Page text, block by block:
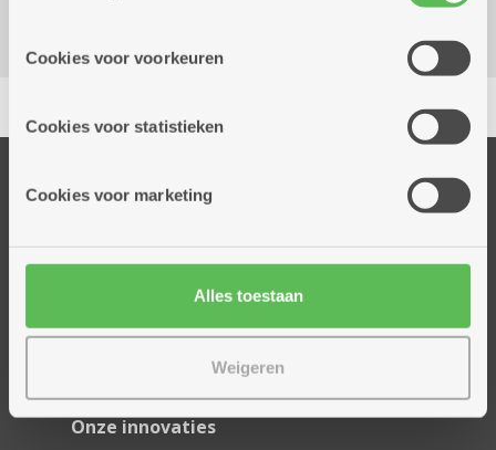
cookies worden geplaatst door derde partijen die een
informatie over jouw (geanonimiseerd) gebruik van onze
partners kunnen deze gegevens combineren met andere
Cookies voor voorkeuren
Cookies voor statistieken
Cookies voor marketing
Alles toestaan
Weigeren
Dienstencentra
Woonzorgcentra
Financieel comfort
Onze innovaties